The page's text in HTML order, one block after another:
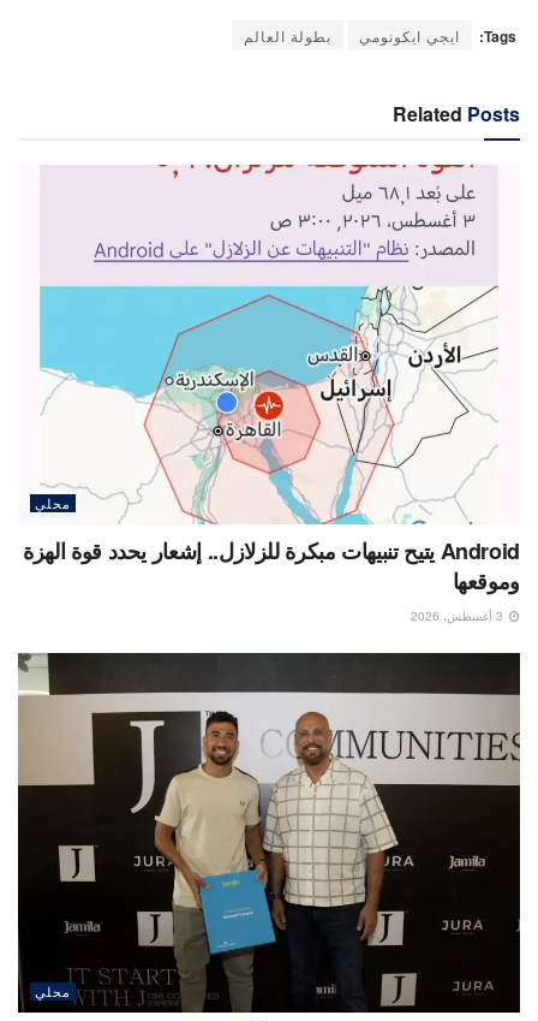
Tags: ايجي ايكونومي بطولة العالم
Related Posts
محلي
Android يتيح تنبيهات مبكرة للزلازل.. إشعار يحدد قوة الهزة
وموقعها
محلي